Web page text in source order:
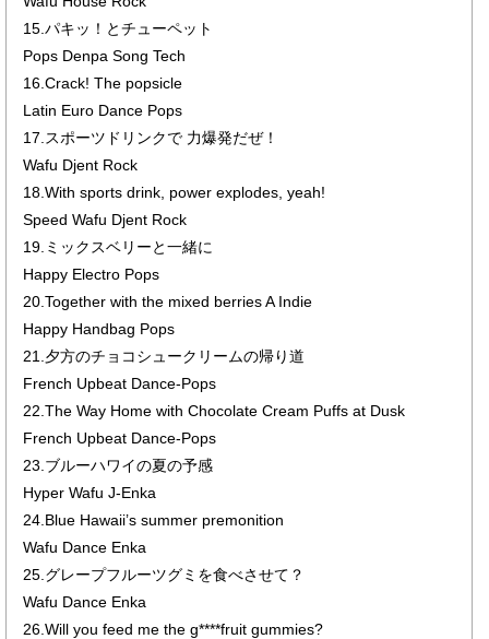
15.パキッ！とチューペット
Pops Denpa Song Tech
16.Crack! The popsicle
Latin Euro Dance Pops
17.スポーツドリンクで 力爆発だぜ！
Wafu Djent Rock
18.With sports drink, power explodes, yeah!
Speed Wafu Djent Rock
19.ミックスベリーと一緒に
Happy Electro Pops
20.Together with the mixed berries A Indie
Happy Handbag Pops
21.夕方のチョコシュークリームの帰り道
French Upbeat Dance-Pops
22.The Way Home with Chocolate Cream Puffs at Dusk
French Upbeat Dance-Pops
23.ブルーハワイの夏の予感
Hyper Wafu J-Enka
24.Blue Hawaii’s summer premonition
Wafu Dance Enka
25.グレープフルーツグミを食べさせて？
Wafu Dance Enka
26.Will you feed me the g****fruit gummies?